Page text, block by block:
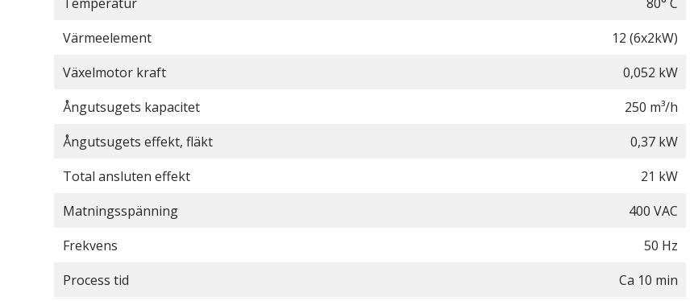
Värmeelement
12 (6x2kW)
Växelmotor kraft
0,052 kW
Ångutsugets kapacitet
250 m³/h
Ångutsugets effekt, fläkt
0,37 kW
Total ansluten effekt
21 kW
Matningsspänning
400 VAC
Frekvens
50 Hz
Process tid
Ca 10 min